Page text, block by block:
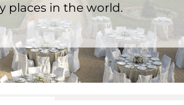
places in the world.